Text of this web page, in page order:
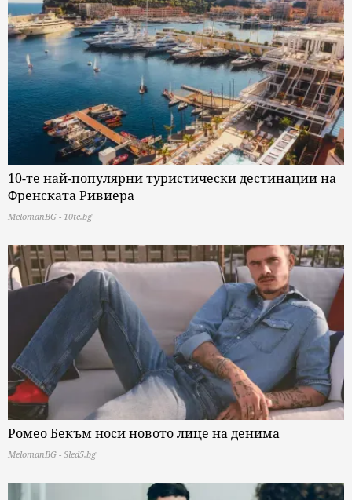
10-те най-популярни туристически дестинации на
Френската Ривиера
MelomanBG - 10te.bg
Ромео Бекъм носи новото лице на денима
MelomanBG - Sled5.bg